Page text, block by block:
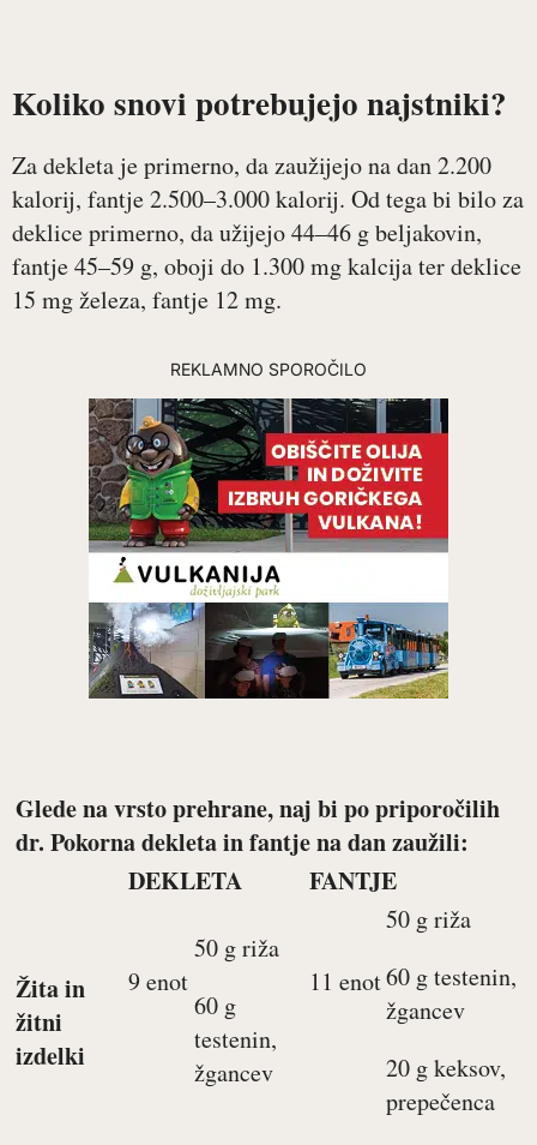
Koliko snovi potrebujejo najstniki?
Za dekleta je primerno, da zaužijejo na dan 2.200
kalorij, fantje 2.500–3.000 kalorij. Od tega bi bilo za
deklice primerno, da užijejo 44–46 g beljakovin,
fantje 45–59 g, oboji do 1.300 mg kalcija ter deklice
15 mg železa, fantje 12 mg.
REKLAMNO SPOROČILO
Glede na vrsto prehrane, naj bi po priporočilih
dr. Pokorna dekleta in fantje na dan zaužili:
DEKLETA
FANTJE
Žita in
žitni
izdelki
9 enot
50 g riža
60 g
testenin,
žgancev
11 enot
50 g riža
60 g testenin,
žgancev
20 g keksov,
prepečenca